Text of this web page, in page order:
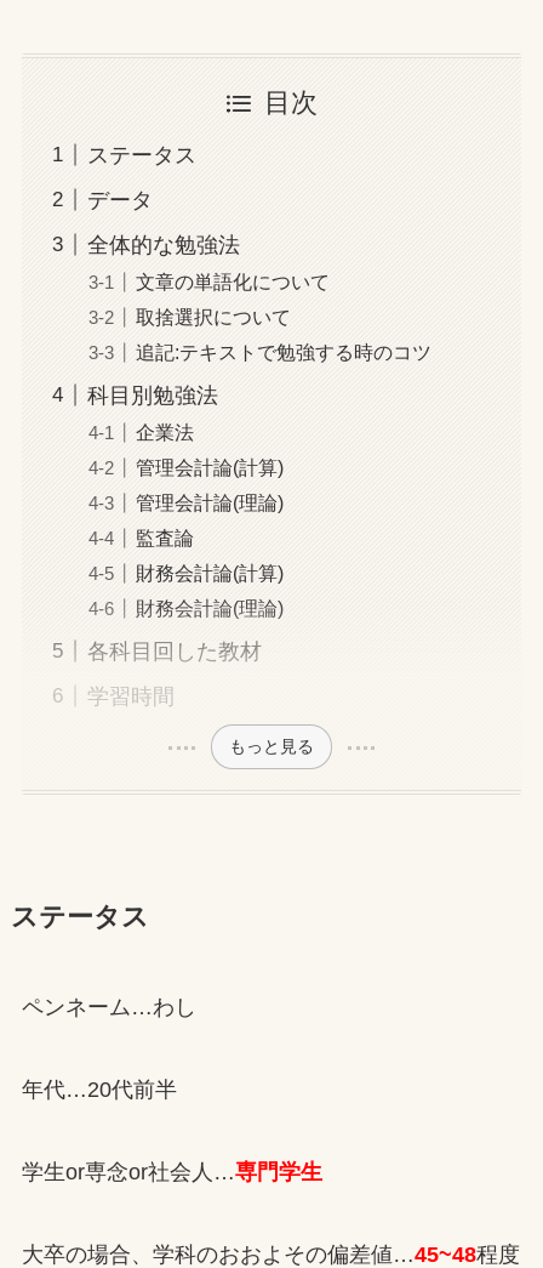
目次
ステータス
データ
全体的な勉強法
文章の単語化について
取捨選択について
追記:テキストで勉強する時のコツ
科目別勉強法
企業法
管理会計論(計算)
管理会計論(理論)
監査論
財務会計論(計算)
財務会計論(理論)
各科目回した教材
学習時間
もっと見る
ステータス
ペンネーム…わし
年代…20代前半
学生or専念or社会人…専門学生
大卒の場合、学科のおおよその偏差値…45~48程度